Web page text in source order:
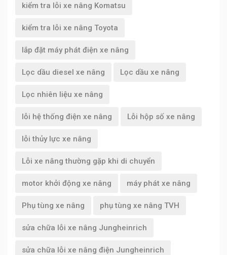
kiểm tra lỗi xe nâng Komatsu
kiểm tra lỗi xe nâng Toyota
lắp đặt máy phát điện xe nâng
Lọc dầu diesel xe nâng Lọc dầu xe nâng
Lọc nhiên liệu xe nâng
lỗi hệ thống điện xe nâng Lỗi hộp số xe nâng
lỗi thủy lực xe nâng
Lỗi xe nâng thường gặp khi di chuyển
motor khởi động xe nâng máy phát xe nâng
Phụ tùng xe nâng phụ tùng xe nâng TVH
sửa chữa lỗi xe nâng Jungheinrich
sửa chữa lỗi xe nâng điện Jungheinrich